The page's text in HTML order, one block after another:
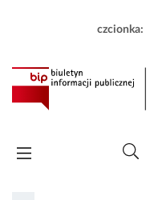
czcionka: